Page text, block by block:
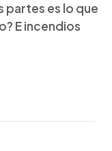
es lo que
E incendios